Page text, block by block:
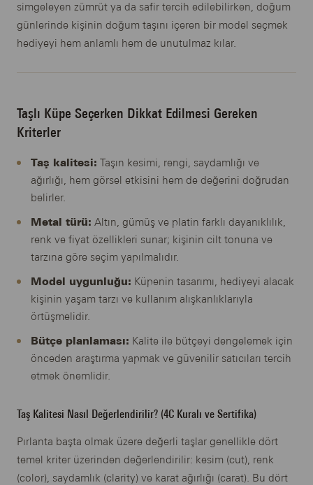
simgeleyen zümrüt ya da safir tercih edilebilirken, doğum
günlerinde kişinin doğum taşını içeren bir model seçmek
hediyeyi hem anlamlı hem de unutulmaz kılar.
Taşlı Küpe Seçerken Dikkat Edilmesi Gereken
Kriterler
Taş kalitesi: Taşın kesimi, rengi, saydamlığı ve
ağırlığı, hem görsel etkisini hem de değerini doğrudan
belirler.
Metal türü: Altın, gümüş ve platin farklı dayanıklılık,
renk ve fiyat özellikleri sunar; kişinin cilt tonuna ve
tarzına göre seçim yapılmalıdır.
Model uygunluğu: Küpenin tasarımı, hediyeyi alacak
kişinin yaşam tarzı ve kullanım alışkanlıklarıyla
örtüşmelidir.
Bütçe planlaması: Kalite ile bütçeyi dengelemek için
önceden araştırma yapmak ve güvenilir satıcıları tercih
etmek önemlidir.
Taş Kalitesi Nasıl Değerlendirilir? (4C Kuralı ve Sertifika)
Pırlanta başta olmak üzere değerli taşlar genellikle dört
temel kriter üzerinden değerlendirilir: kesim (cut), renk
(color), saydamlık (clarity) ve karat ağırlığı (carat). Bu dört